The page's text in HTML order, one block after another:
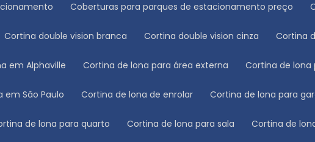
Coberturas para parques de estacionamento preço
Cortina double vision branca Cortina double vision cinza Cortina
em Alphaville Cortina de lona para área externa Cortina de
em São Paulo Cortina de lona de enrolar Cortina de lona para
de lona para quarto Cortina de lona para sala Cortina de